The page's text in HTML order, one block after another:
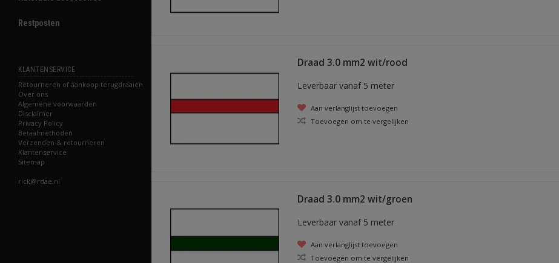
Restposten
KLANTENSERVICE
Retourneren of aankoop terugdraaien
Over ons
Algemene voorwaarden
Disclaimer
Privacy Policy
Betaalmethoden
Verzenden & retourneren
Klantenservice
Sitemap
rick@rdae.nl
Draad 3.0 mm2 wit/rood
Leverbaar vanaf 5 meter
Aan verlanglijst toevoegen
Toevoegen om te vergelijken
Draad 3.0 mm2 wit/groen
Leverbaar vanaf 5 meter
Aan verlanglijst toevoegen
Toevoegen om te vergelijken